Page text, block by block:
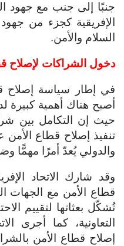
جنبًا إلى جنب مع جهود
الإفريقية كجزء من
السلام والأمن.
دخول الشراكات لإصلاح
في إطار سياسة إصلاح
أصبح هناك أهمية كبيرة
حيث إن التكامل بين
تنفيذ إصلاح قطاع الأمن
والدولي يُعدّ أمرًا مهمًّا
وقد شارك الاتحاد
قطاع الأمن مع الجهات
تُشكّل بعثاتها لتقييم
التعاونية، كما أجرى
إصلاح قطاع الأمن